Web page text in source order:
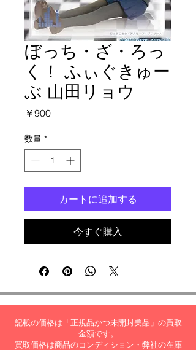
ぼっち・ざ・ろっ
く！ ふぃぐきゅー
ぶ 山田リョウ
￥900価
数量 *
カートに追加する
今すぐ購入
記載の価格は「正規品かつ未開封美品」の買取
金額です。
買取価格は商品のコンディション・弊社の在庫